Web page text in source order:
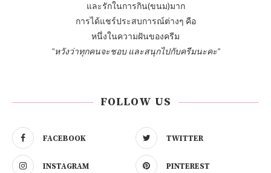
และรักในการกิน(ขนม)มาก
การได้แชร์ประสบการณ์ต่างๆ คือ
หนึ่งในความฝันของครีม
"หวังว่าทุกคนจะชอบ และสนุกไปกับครีมนะคะ"
FOLLOW US
FACEBOOK TWITTER
INSTAGRAM PINTEREST